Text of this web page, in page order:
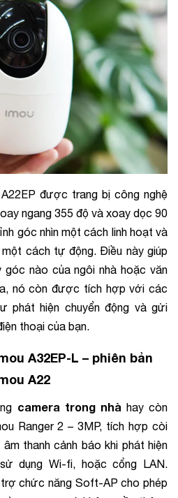
A22EP được trang bị công nghệ
ngang 355 độ và xoay dọc 90
góc nhìn một cách linh hoạt và
cách tự động. Điều này giúp
nào của ngôi nhà hoặc văn
nó còn được tích hợp với các
phát hiện chuyển động và gửi
thoại của bạn.
A32EP-L – phiên bản
A22
camera trong nhà hay còn
Ranger 2 – 3MP, tích hợp còi
thanh cảnh báo khi phát hiện
dụng Wi-fi, hoặc cổng LAN.
chức năng Soft-AP cho phép